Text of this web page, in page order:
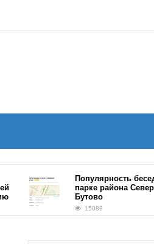
Популярность беседок в
парке района Северное
Бутово
15089